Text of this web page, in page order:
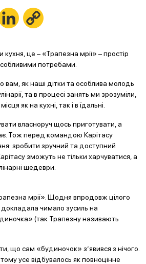
LinkedIn
це – «Трапезна мрії» – простір
потребами.
як наші дітки та особлива молодь
та в процесі занять ми зрозуміли,
як на кухні, так і в їдальні.
власноруч щось приготувати, а
Тож перед командою Карітасу
зробити зручний та доступний
зможуть не тільки харчуватися, а
шедеври.
мрії». Щодня впродовж цілого
чимало зусиль на
(так Трапезну називають
що сам «будиночок» з’явився з нічого.
усе відбувалось як повноцінне